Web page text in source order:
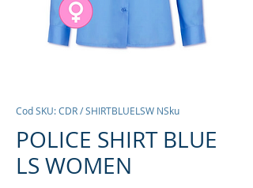
Cod SKU: CDR / SHIRTBLUELSW NSku
POLICE SHIRT BLUE
LS WOMEN